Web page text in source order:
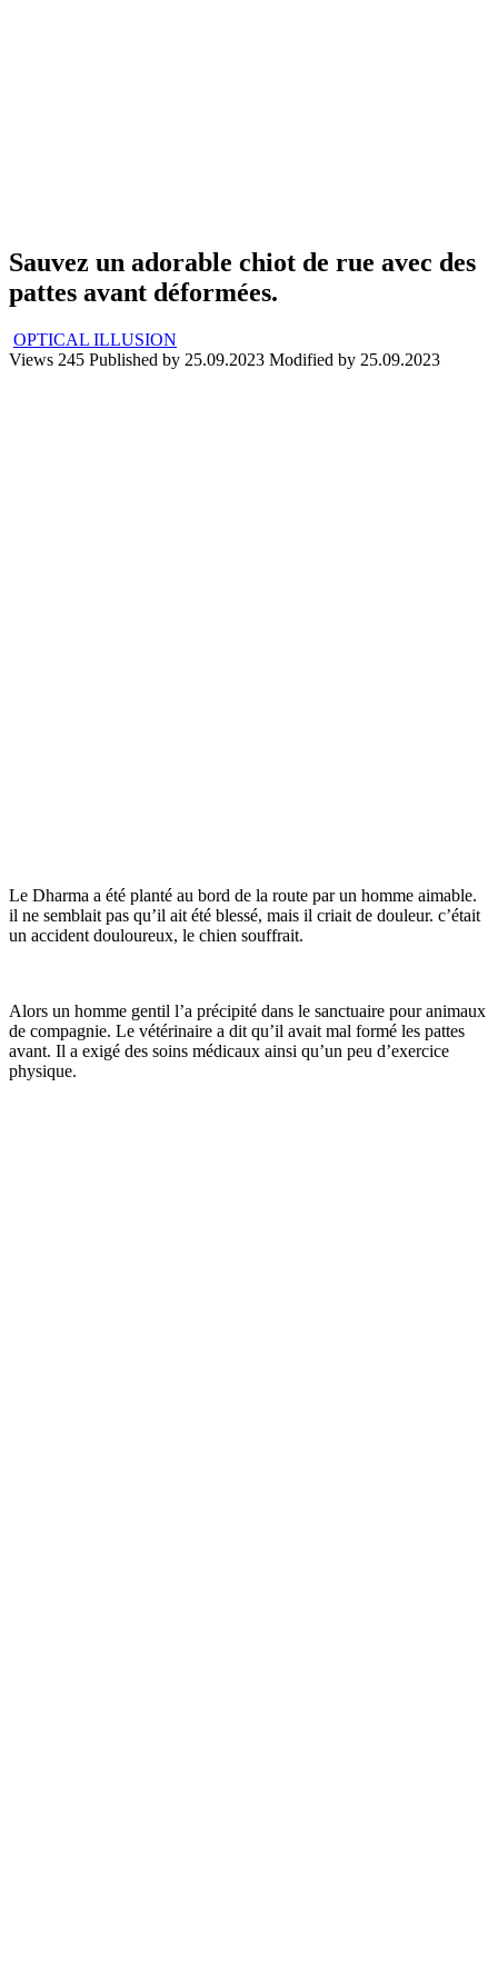
Sauvez un adorable chiot de rue avec des
pattes avant déformées.
OPTICAL ILLUSION
Views 245 Published by 25.09.2023 Modified by 25.09.2023
Le Dharma a été planté au bord de la route par un homme aimable.
il ne semblait pas qu’il ait été blessé, mais il criait de douleur. c’était
un accident douloureux, le chien souffrait.
Alors un homme gentil l’a précipité dans le sanctuaire pour animaux
de compagnie. Le vétérinaire a dit qu’il avait mal formé les pattes
avant. Il a exigé des soins médicaux ainsi qu’un peu d’exercice
physique.